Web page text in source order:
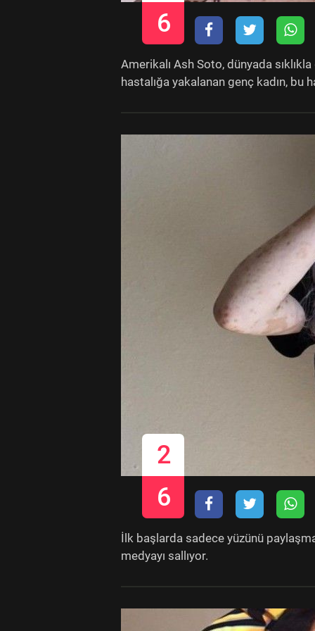
6
Amerikalı Ash Soto, dünyada
hastalığa yakalanan genç kadın, bu
2
6
İlk başlarda sadece yüzünü
medyayı sallıyor.